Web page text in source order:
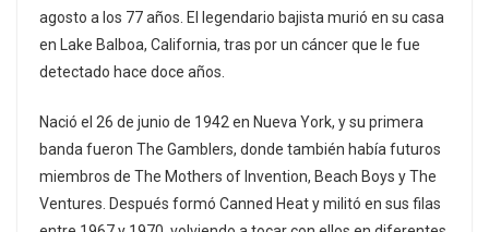
agosto a los 77 años. El legendario bajista murió en su casa
en Lake Balboa, California, tras por un cáncer que le fue
detectado hace doce años.
Nació el 26 de junio de 1942 en Nueva York, y su primera
banda fueron The Gamblers, donde también había futuros
miembros de The Mothers of Invention, Beach Boys y The
Ventures. Después formó Canned Heat y militó en sus filas